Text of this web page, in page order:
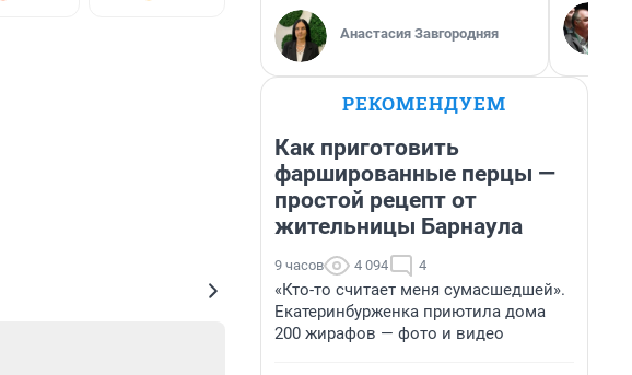
Анастасия Завгородняя
РЕКОМЕНДУЕМ
Как приготовить
фаршированные перцы —
простой рецепт от
жительницы Барнаула
9 часов 4 094 4
«Кто-то считает меня сумасшедшей».
Екатеринбурженка приютила дома
200 жирафов — фото и видео